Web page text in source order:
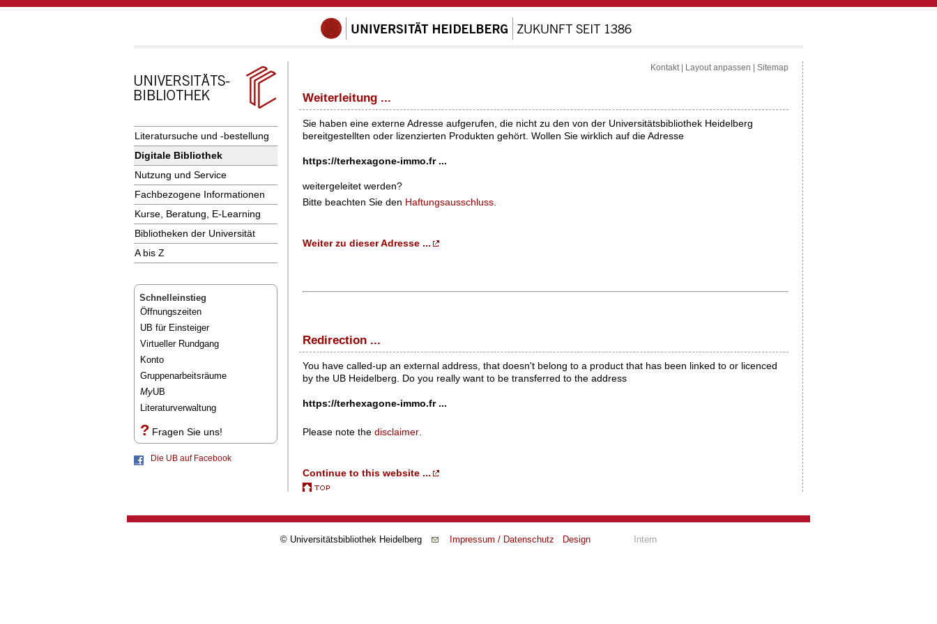
Literatursuche und -bestellung
Digitale Bibliothek
Nutzung und Service
Fachbezogene Informationen
Kurse, Beratung, E-Learning
Bibliotheken der Universität
A bis Z
Schnelleinstieg
Öffnungszeiten
UB für Einsteiger
Virtueller Rundgang
Konto
Gruppenarbeitsräume
MyUB
Literaturverwaltung
? Fragen Sie uns!
Die UB auf Facebook
Kontakt Layout anpassen Sitemap
Weiterleitung ...
Sie haben eine externe Adresse aufgerufen, die nicht zu den von der Universitätsbibliothek Heidelberg
bereitgestellten oder lizenzierten Produkten gehört. Wollen Sie wirklich auf die Adresse
https://terhexagone-immo.fr ...
weitergeleitet werden?
Bitte beachten Sie den Haftungsausschluss
Weiter zu dieser Adresse ...
Redirection ...
You have called-up an external address, that doesn't belong to a product that has been linked to or licenced
by the UB Heidelberg. Do you really want to be transferred to the address
https://terhexagone-immo.fr ...
Please note the disclaimer.
Continue to this website ...
© Universitätsbibliothek Heidelberg Impressum / Datenschutz Design Intern